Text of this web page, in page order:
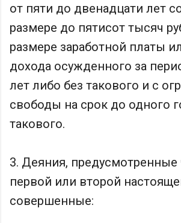
от пяти до двенадцати лет
размере до пятисот тысяч
размере заработной платы
дохода осужденного за
лет либо без такового и с
свободы на срок до одного
такового.
3. Деяния, предусмотренные
первой или второй
совершенные: